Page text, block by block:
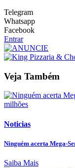
Telegram
Whatsapp
Facebook
Entrar
Veja Também
Noticias
Ninguém acerta Mega-
Saiba Mais